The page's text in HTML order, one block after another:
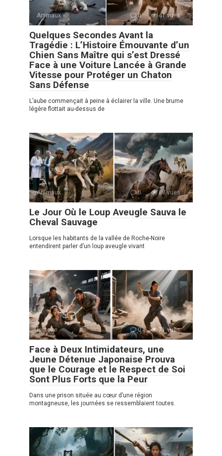
Animaux 0 41 vues
Quelques Secondes Avant la
Tragédie : L’Histoire Émouvante d’un
Chien Sans Maître qui s’est Dressé
Face à une Voiture Lancée à Grande
Vitesse pour Protéger un Chaton
Sans Défense
L’aube commençait à peine à éclairer la ville. Une brume
légère flottait au-dessus de
Animaux 0 88 vues
Le Jour Où le Loup Aveugle Sauva le
Cheval Sauvage
Lorsque les habitants de la vallée de Roche-Noire
entendirent parler d’un loup aveugle vivant
histoire 0 71 vues
Face à Deux Intimidateurs, une
Jeune Détenue Japonaise Prouva
que le Courage et le Respect de Soi
Sont Plus Forts que la Peur
Dans une prison située au cœur d’une région
montagneuse, les journées se ressemblaient toutes.